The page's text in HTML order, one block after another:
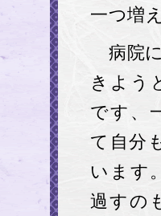
一つ増
病院
きよう
です、
て自分
います
過すの